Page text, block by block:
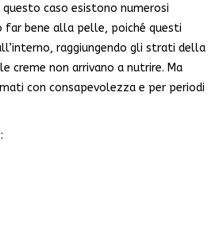
caso esistono numerosi
far bene alla pelle, poiché questi
raggiungendo gli strati della
creme non arrivano a nutrire. Ma
con consapevolezza e per periodi